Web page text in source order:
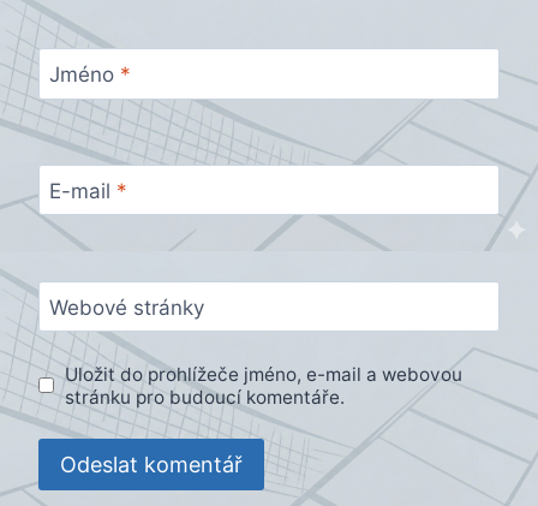
Jméno *
E-mail *
Webové stránky
Uložit do prohlížeče jméno, e-mail a webovou
stránku pro budoucí komentáře.